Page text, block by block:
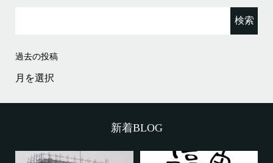
過去の投稿
過
去
投
新着BLOG